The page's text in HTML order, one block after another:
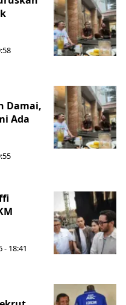
Damai,
Ada
- 18:41